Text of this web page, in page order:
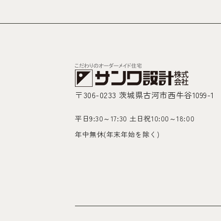
〒306-0233 茨城県古河市西牛谷1099-1
平日9:30～17:30 土日祝10:00～18:00
年中無休(年末年始を除く)